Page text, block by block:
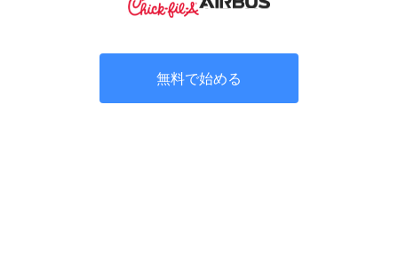
無料で始める